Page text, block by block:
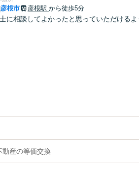
彦根市 彦根駅 から徒歩5分
に相談してよかったと思っていただける
産の等価交換